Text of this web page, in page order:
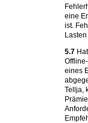
eine
ist.
5.7
eines
Tellja,